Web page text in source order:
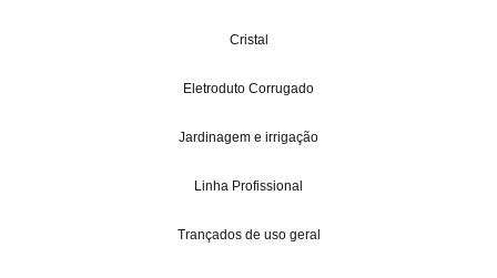
Cristal
Eletroduto Corrugado
Jardinagem e irrigação
Linha Profissional
Trançados de uso geral